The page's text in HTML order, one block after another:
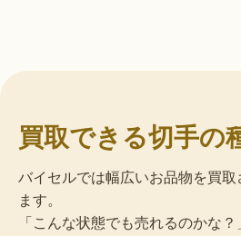
買取できる切手の
バイセルでは幅広いお品物を買
ます。
「こんな状態でも売れるのかな